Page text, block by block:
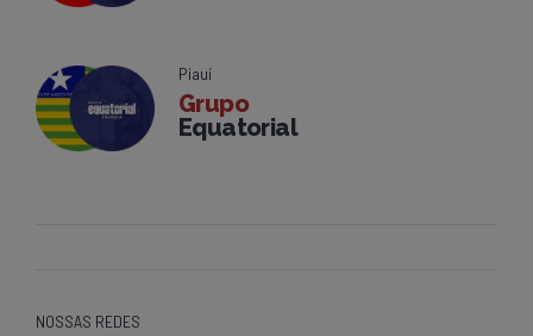
Piauí
Grupo
Equatorial
NOSSAS REDES